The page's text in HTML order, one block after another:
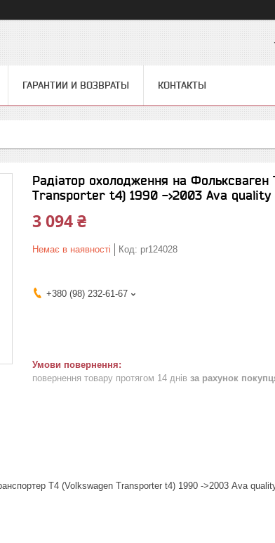
ГАРАНТИИ И ВОЗВРАТЫ КОНТАКТЫ
Радіатор охолодження на Фольксваген
Transporter t4) 1990 ->2003 Ava quality
3 094 ₴
Немає в наявності Код: pr124028
+380 (98) 232-61-67
повернення товару протягом 14 днів за рахунок
Т4 (Volkswagen Transporter t4) 1990 ->2003 Ava